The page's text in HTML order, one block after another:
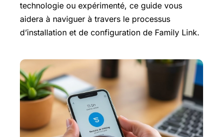
technologie ou expérimenté, ce guide vous
aidera à naviguer à travers le processus
d’installation et de configuration de Family Link.